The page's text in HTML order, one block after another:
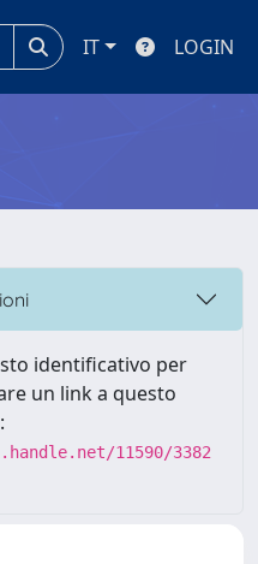
IT LOGIN
identificativo per
un link a questo
11590/3382